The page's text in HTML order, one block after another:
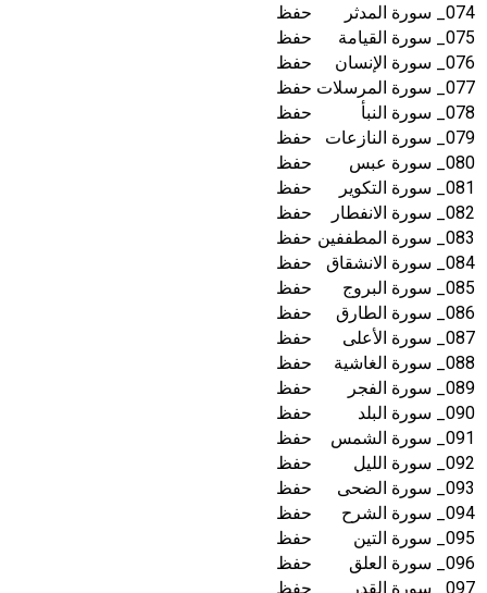
074_ سورة المدثر
حفظ
075_ سورة القيامة
حفظ
076_ سورة الإنسان
حفظ
077_ سورة المرسلات
حفظ
078_ سورة النبأ
حفظ
079_ سورة النازعات
حفظ
080_ سورة عبس
حفظ
081_ سورة التكوير
حفظ
082_ سورة الانفطار
حفظ
083_ سورة المطففين
حفظ
084_ سورة الانشقاق
حفظ
085_ سورة البروج
حفظ
086_ سورة الطارق
حفظ
087_ سورة الأعلى
حفظ
088_ سورة الغاشية
حفظ
089_ سورة الفجر
حفظ
090_ سورة البلد
حفظ
091_ سورة الشمس
حفظ
092_ سورة الليل
حفظ
093_ سورة الضحى
حفظ
094_ سورة الشرح
حفظ
095_ سورة التين
حفظ
096_ سورة العلق
حفظ
097_ سورة القدر
حفظ